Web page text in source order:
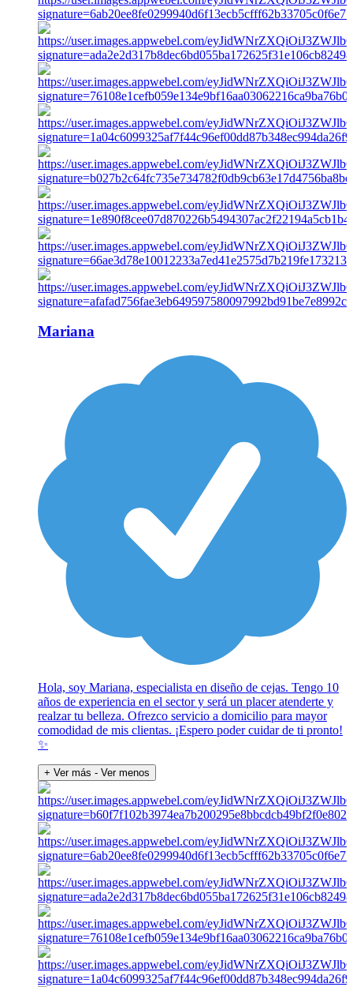
Mariana
Hola, soy Mariana, especialista en diseño de cejas. Tengo 10
años de experiencia en el sector y será un placer atenderte y
realzar tu belleza. Ofrezco servicio a domicilio para mayor
comodidad de mis clientas. ¡Espero poder cuidar de ti pronto!
✨
+ Ver más - Ver menos